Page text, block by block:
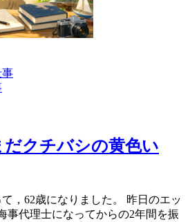
事
だクチバシの黄色い
，62歳になりました。 昨日のエッ
事代理士になってからの2年間を振